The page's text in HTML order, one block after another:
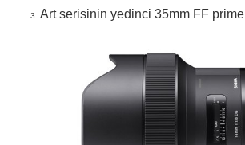
Art serisinin yedinci 35mm FF